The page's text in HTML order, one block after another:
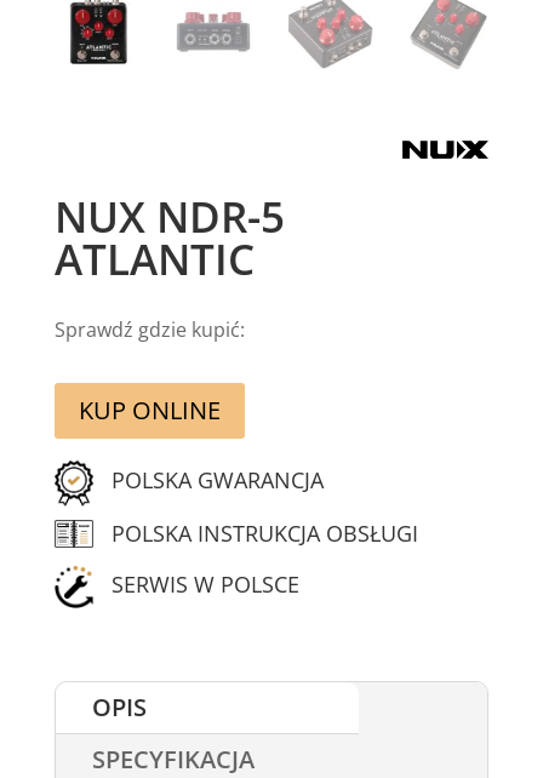
NUX NDR-5
ATLANTIC
Sprawdź gdzie kupić:
KUP ONLINE
POLSKA GWARANCJA
POLSKA INSTRUKCJA OBSŁUGI
SERWIS W POLSCE
OPIS
SPECYFIKACJA